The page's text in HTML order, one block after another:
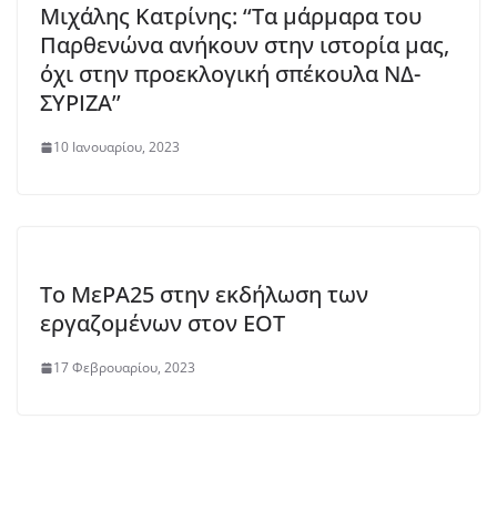
Μιχάλης Κατρίνης: ‘‘Τα μάρμαρα του
Παρθενώνα ανήκουν στην ιστορία μας,
όχι στην προεκλογική σπέκουλα ΝΔ-
ΣΥΡΙΖΑ’’
10 Ιανουαρίου, 2023
Το ΜεΡΑ25 στην εκδήλωση των
εργαζομένων στον ΕΟΤ
17 Φεβρουαρίου, 2023